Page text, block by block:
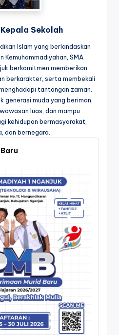
Sekolah
Islam yang berlandaskan
SMA
berkomitmen memberikan
berkarakter, serta membekali
tantangan zaman.
generasi muda yang beriman,
luas, dan mampu
kehidupan bermasyarakat,
dan bernegara.